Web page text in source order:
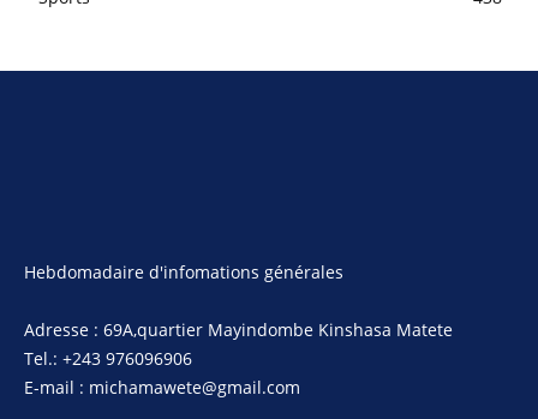
Hebdomadaire d'infomations générales
Adresse : 69A,quartier Mayindombe Kinshasa Matete
Tel.: +243 976096906
E-mail : michamawete@gmail.com